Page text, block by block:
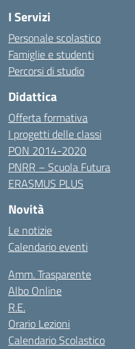
I Servizi
Personale scolastico
Famiglie e studenti
Percorsi di studio
Didattica
Offerta formativa
I progetti delle classi
PON 2014-2020
PNRR – Scuola Futura
ERASMUS PLUS
Novità
Le notizie
Calendario eventi
Amm. Trasparente
Albo Online
R.E.
Orario Lezioni
Calendario Scolastico